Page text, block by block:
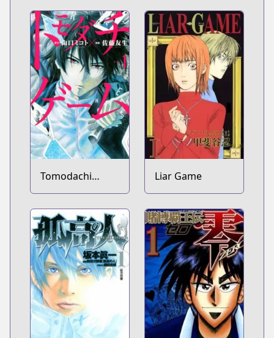
Tomodachi
Game
Liar Game